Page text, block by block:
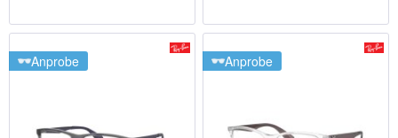
Anprobe Anprobe